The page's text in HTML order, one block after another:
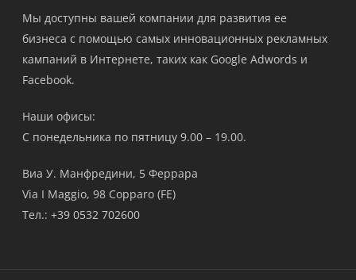
Мы доступны вашей компании для развития ее
бизнеса с помощью самых инновационных рекламных
кампаний в Интернете, таких как Google Adwords и
Facebook.
Наши офисы:
С понедельника по пятницу 9.00 – 19.00.
Виа У. Манфредини, 5 Феррара
Via I Maggio, 98 Copparo (FE)
Тел.: +39 0532 702600